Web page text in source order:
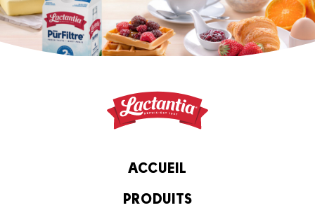
ACCUEIL
PRODUITS